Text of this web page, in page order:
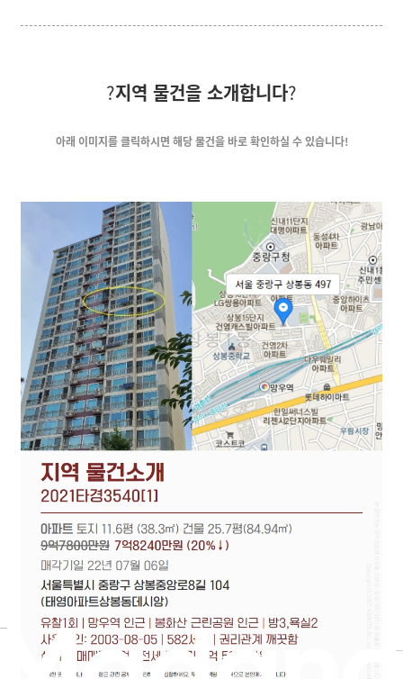
?지역 물건을 소개합니다?
아래 이미지를 클릭하시면 해당 물건을 바로 확인하실 수 있습니다!